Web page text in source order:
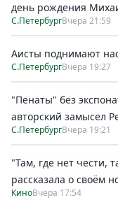
день рождения
С.ПетербургВчера 21:59
Аисты поднимают
С.ПетербургВчера 19:27
"Пенаты" без
авторский замысел
С.ПетербургВчера 19:21
"Там, где нет чести,
рассказала о своём
КиноВчера 17:54